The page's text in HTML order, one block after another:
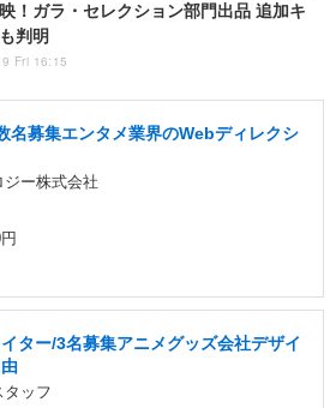
！ガラ・セレクション部門出品 追加キ
判明
Fri 16:15
名募集エンタメ業界のWebディレクシ
ー株式会社
ター/3名募集アニメグッズ会社デザイ
タッフ